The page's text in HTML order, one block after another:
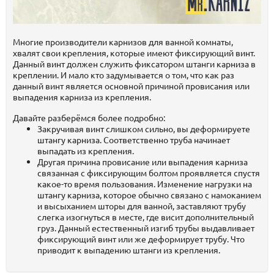
Многие производители карнизов для ванной комнаты,
хвалят свои крепления, которые имеют фиксирующий винт.
Данный винт должен служить фиксатором штанги карниза в
креплении. И мало кто задумывается о том, что как раз
данный винт является основной причиной провисания или
выпадения карниза из крепления.
Давайте разберёмся более подробно:
Закручивая винт слишком сильно, вы деформируете
штангу карниза. Соответственно труба начинает
выпадать из крепления.
Другая причина провисание или выпадения карниза
связанная с фиксирующим болтом проявляется спустя
какое-то время пользования. Изменение нагрузки на
штангу карниза, которое обычно связано с намоканием
и высыханием шторы для ванной, заставляют трубу
слегка изогнуться в месте, где висит дополнительный
груз. Данный естественный изгиб трубы выдавливает
фиксирующий винт или же деформирует трубу. Что
приводит к выпадению штанги из крепления.